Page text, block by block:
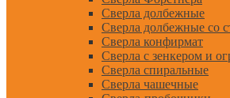
Сверла долбежные
Сверла долбежные со
Сверла конфирмат
Сверла с зенкером и
Сверла спиральные
Сверла чашечные